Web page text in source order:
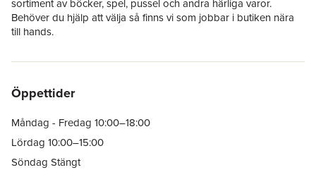
sortiment av böcker, spel, pussel och andra härliga varor.
Behöver du hjälp att välja så finns vi som jobbar i butiken nära
till hands.
Öppettider
Måndag - Fredag 10:00–18:00
Lördag 10:00–15:00
Söndag Stängt